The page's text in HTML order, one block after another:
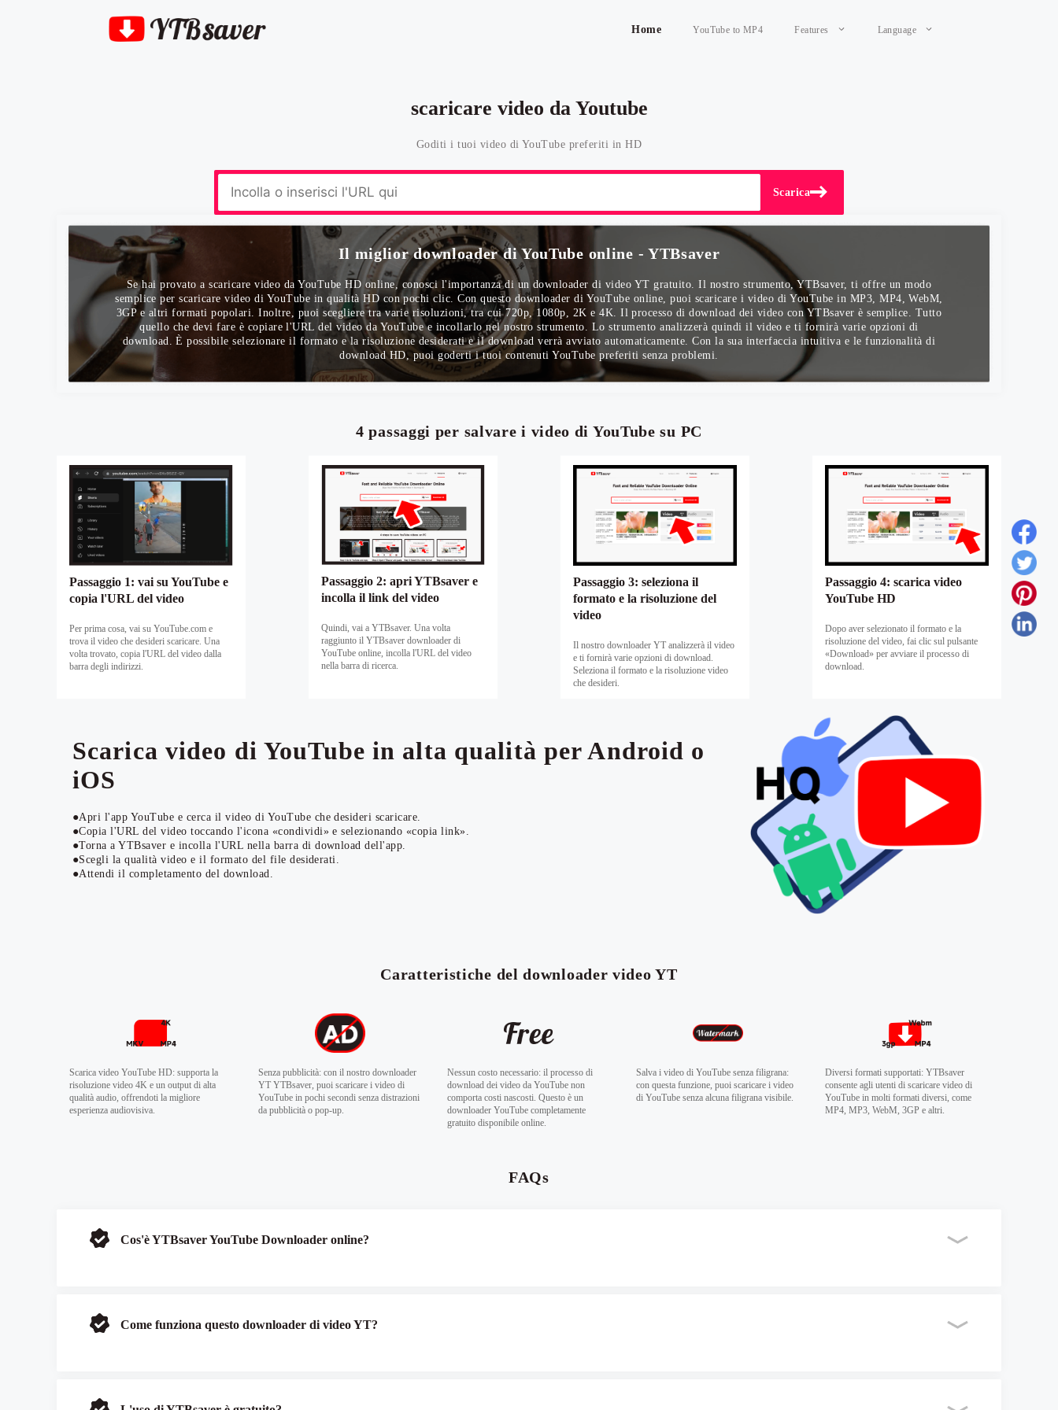
Home YouTube to MP4 Features Language
scaricare video da Youtube
Goditi i tuoi video di YouTube preferiti in HD
Scarica
Il miglior downloader di YouTube online - YTBsaver
Se hai provato a scaricare video da YouTube HD online, conosci l'importanza di un downloader di video YT gratuito. Il nostro strumento, YTBsaver, ti offre un modo
semplice per scaricare video di YouTube in qualità HD con pochi clic. Con questo downloader di YouTube online, puoi scaricare i video di YouTube in MP3, MP4, WebM,
3GP e altri formati popolari. Inoltre, puoi scegliere tra varie risoluzioni, tra cui 720p, 1080p, 2K e 4K. Il processo di download dei video con YTBsaver è semplice. Tutto
quello che devi fare è copiare l'URL del video da YouTube e incollarlo nel nostro strumento. Lo strumento analizzerà quindi il video e ti fornirà varie opzioni di
download. È possibile selezionare il formato e la risoluzione desiderati e il download verrà avviato automaticamente. Con la sua interfaccia intuitiva e le funzionalità di
download HD, puoi goderti i tuoi contenuti YouTube preferiti senza problemi.
4 passaggi per salvare i video di YouTube su PC
Passaggio 1: vai su YouTube e
copia l'URL del video
Per prima cosa, vai su YouTube.com e
trova il video che desideri scaricare. Una
volta trovato, copia l'URL del video dalla
barra degli indirizzi.
Passaggio 2: apri YTBsaver e
incolla il link del video
Quindi, vai a YTBsaver. Una volta
raggiunto il YTBsaver downloader di
YouTube online, incolla l'URL del video
nella barra di ricerca.
Passaggio 3: seleziona il
formato e la risoluzione del
video
Il nostro downloader YT analizzerà il video
e ti fornirà varie opzioni di download.
Seleziona il formato e la risoluzione video
che desideri.
Passaggio 4: scarica video
YouTube HD
Dopo aver selezionato il formato e la
risoluzione del video, fai clic sul pulsante
«Download» per avviare il processo di
download.
Scarica video di YouTube in alta qualità per Android o
iOS
●Apri l'app YouTube e cerca il video di YouTube che desideri scaricare.
●Copia l'URL del video toccando l'icona «condividi» e selezionando «copia link».
●Torna a YTBsaver e incolla l'URL nella barra di download dell'app.
●Scegli la qualità video e il formato del file desiderati.
●Attendi il completamento del download.
Caratteristiche del downloader video YT
Scarica video YouTube HD: supporta la
risoluzione video 4K e un output di alta
qualità audio, offrendoti la migliore
esperienza audiovisiva.
Senza pubblicità: con il nostro downloader
YT YTBsaver, puoi scaricare i video di
YouTube in pochi secondi senza distrazioni
da pubblicità o pop-up.
Nessun costo necessario: il processo di
download dei video da YouTube non
comporta costi nascosti. Questo è un
downloader YouTube completamente
gratuito disponibile online.
Salva i video di YouTube senza filigrana:
con questa funzione, puoi scaricare i video
di YouTube senza alcuna filigrana visibile.
Diversi formati supportati: YTBsaver
consente agli utenti di scaricare video di
YouTube in molti formati diversi, come
MP4, MP3, WebM, 3GP e altri.
FAQs
Cos'è YTBsaver YouTube Downloader online?
Come funziona questo downloader di video YT?